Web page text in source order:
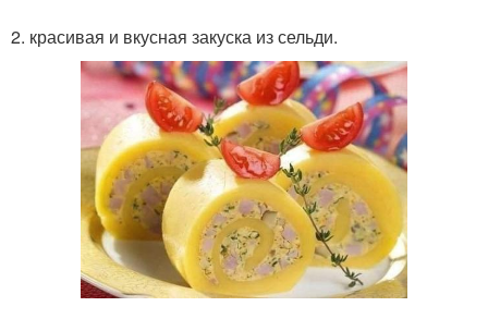
2. красивая и вкусная закуска из сельди.